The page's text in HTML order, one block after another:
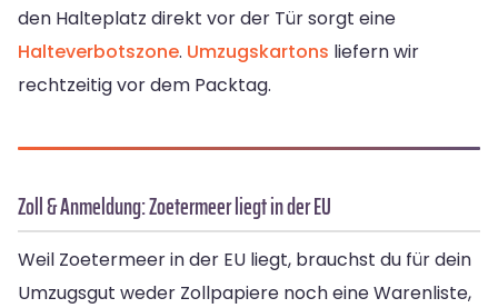
den Halteplatz direkt vor der Tür sorgt eine
Halteverbotszone. Umzugskartons liefern wir
rechtzeitig vor dem Packtag.
Zoll & Anmeldung: Zoetermeer liegt in der EU
Weil Zoetermeer in der EU liegt, brauchst du für dein
Umzugsgut weder Zollpapiere noch eine Warenliste,